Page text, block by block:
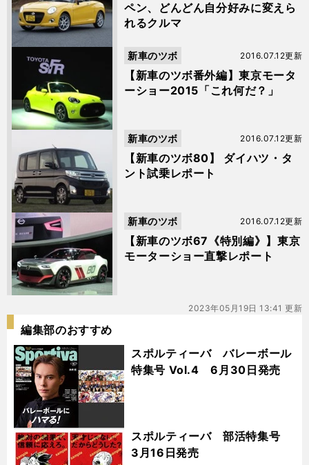
ペン、どんどん自分好みに変えら
れるクルマ
【新車のツボ番外編】東京モータ
ーショー2015「これ何だ？」
2016.07.12更新
新車のツボ
【新車のツボ80】 ダイハツ・タ
ント試乗レポート
2016.07.12更新
新車のツボ
【新車のツボ67《特別編》】東京
モーターショー直撃レポート
2016.07.12更新
新車のツボ
2023年05月19日 13:41 更新
編集部のおすすめ
スポルティーバ バレーボール
特集号 Vol.4 6月30日発売
スポルティーバ 部活特集号
3月16日発売